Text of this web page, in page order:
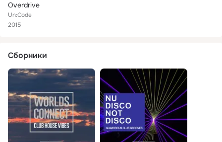
Overdrive
Un:Code
2015
Сборники